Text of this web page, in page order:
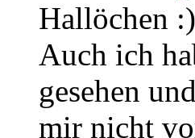
Hallöchen
Auch ich
gesehen
mir nicht